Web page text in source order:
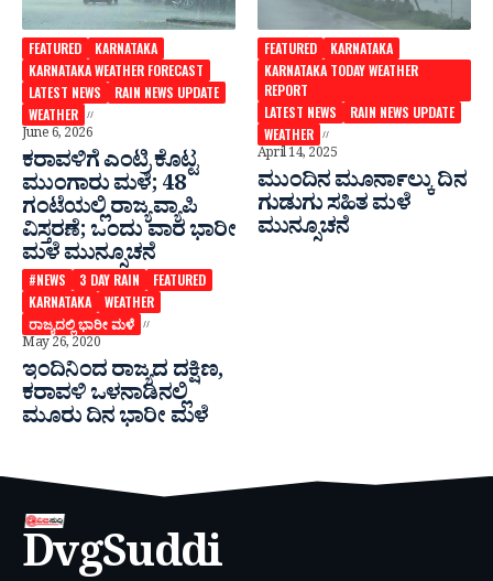
FEATURED
KARNATAKA
KARNATAKA WEATHER FORECAST
LATEST NEWS
RAIN NEWS UPDATE
WEATHER
June 6, 2026
ಕರಾವಳಿಗೆ ಎಂಟ್ರಿ ಕೊಟ್ಟ
ಮುಂಗಾರು ಮಳೆ; 48
ಗಂಟೆಯಲ್ಲಿ ರಾಜ್ಯ ವ್ಯಾಪಿ
ವಿಸ್ತರಣೆ; ಒಂದು ವಾರ ಭಾರೀ
ಮಳೆ ಮುನ್ಸೂಚನೆ
FEATURED
KARNATAKA
KARNATAKA TODAY WEATHER
REPORT
LATEST NEWS
RAIN NEWS UPDATE
WEATHER
April 14, 2025
ಮುಂದಿನ ಮೂರ್ನಾಲ್ಕು ದಿನ
ಗುಡುಗು ಸಹಿತ ಮಳೆ
ಮುನ್ಸೂಚನೆ
#NEWS 3 DAY RAIN
FEATURED
KARNATAKA
WEATHER
ರಾಜ್ಯದಲ್ಲಿ ಭಾರೀ ಮಳೆ
May 26, 2020
ಇಂದಿನಿಂದ ರಾಜ್ಯದ ದಕ್ಷಿಣ,
ಕರಾವಳಿ ಒಳನಾಡಿನಲ್ಲಿ
ಮೂರು ದಿನ ಭಾರೀ ಮಳೆ
DvgSuddi